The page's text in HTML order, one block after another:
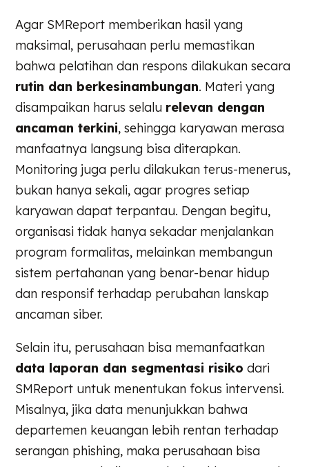
Agar SMReport memberikan hasil yang
maksimal, perusahaan perlu memastikan
bahwa pelatihan dan respons dilakukan secara
rutin dan berkesinambungan. Materi yang
disampaikan harus selalu relevan dengan
ancaman terkini, sehingga karyawan merasa
manfaatnya langsung bisa diterapkan.
Monitoring juga perlu dilakukan terus-menerus,
bukan hanya sekali, agar progres setiap
karyawan dapat terpantau. Dengan begitu,
organisasi tidak hanya sekadar menjalankan
program formalitas, melainkan membangun
sistem pertahanan yang benar-benar hidup
dan responsif terhadap perubahan lanskap
ancaman siber.
Selain itu, perusahaan bisa memanfaatkan
data laporan dan segmentasi risiko dari
SMReport untuk menentukan fokus intervensi.
Misalnya, jika data menunjukkan bahwa
departemen keuangan lebih rentan terhadap
serangan phishing, maka perusahaan bisa